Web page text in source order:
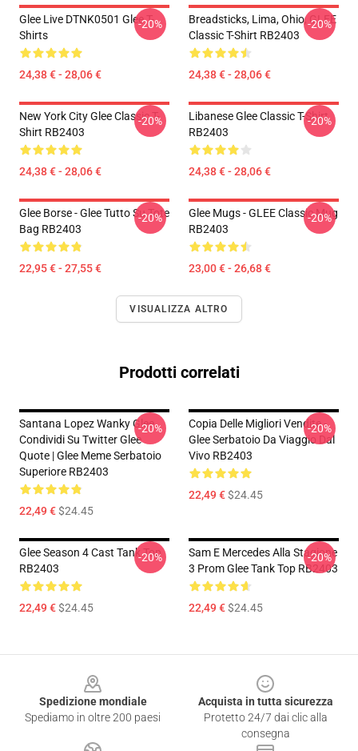
Glee Live DTNK0501 Glee T-
Shirts
24,38 € - 28,06 €
-20%
Breadsticks, Lima, Ohio, GLEE
Classic T-Shirt RB2403
24,38 € - 28,06 €
-20%
New York City Glee Classic T-
Shirt RB2403
24,38 € - 28,06 €
-20%
Libanese Glee Classic T-Shirt
RB2403
24,38 € - 28,06 €
-20%
Glee Borse - Glee Tutto Su Tote
Bag RB2403
22,95 € - 27,55 €
-20%
Glee Mugs - GLEE Classic Mug
RB2403
23,00 € - 26,68 €
-20%
VISUALIZZA ALTRO
Prodotti correlati
Santana Lopez Wanky Glee
Condividi Su Twitter Glee
Quote | Glee Meme Serbatoio
Superiore RB2403
22,49 €$24.45
-20%
Copia Delle Migliori Vendite -
Glee Serbatoio Da Viaggio Dal
Vivo RB2403
22,49 €$24.45
-20%
Glee Season 4 Cast Tank Top
RB2403
22,49 €$24.45
-20%
Sam E Mercedes Alla Stagione
3 Prom Glee Tank Top RB2403
22,49 €$24.45
-20%
Spedizione mondiale
Spediamo in oltre 200 paesi
Acquista in tutta sicurezza
Protetto 24/7 dai clic alla
consegna